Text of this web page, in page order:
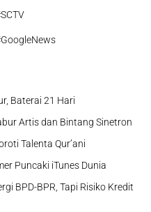
Baterai 21 Hari
Artis dan Bintang Sinetron
Talenta Qur’ani
Puncaki iTunes Dunia
BPD-BPR, Tapi Risiko Kredit